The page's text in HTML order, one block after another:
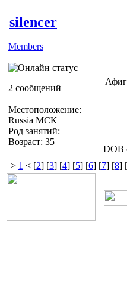
silencer
Members
2 сообщений
Местоположение:
Russia МСК
Род занятий:
Возраст: 35
DOB
> 1 < [2] [3] [4] [5] [6] [7] [8] [